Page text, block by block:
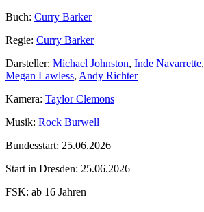
Buch: Curry Barker
Regie: Curry Barker
Darsteller: Michael Johnston, Inde Navarrette,
Megan Lawless, Andy Richter
Kamera: Taylor Clemons
Musik: Rock Burwell
Bundesstart: 25.06.2026
Start in Dresden: 25.06.2026
FSK: ab 16 Jahren